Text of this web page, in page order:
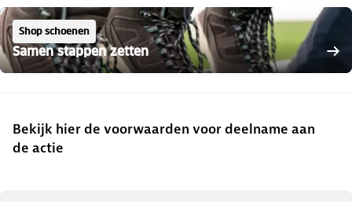
Shop schoenen
Samen stappen zetten
Bekijk hier de voorwaarden voor deelname aan
de actie